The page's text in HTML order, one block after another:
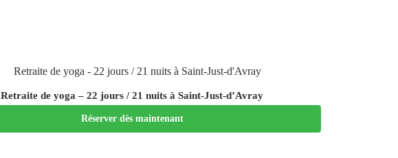
Retraite de yoga – 22 jours / 21 nuits à Saint-Just-d’Avray
Réserver dès maintenant